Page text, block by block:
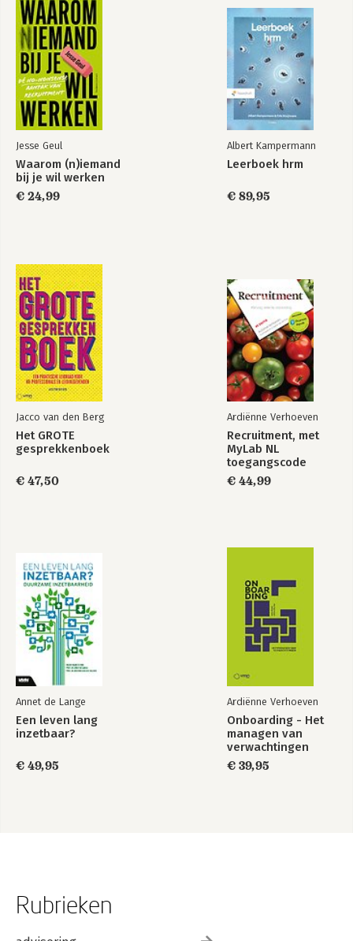
Bekijk alle boeken
10. Welke plekken wil je bezoeken?
11. Een goede band houden met je reisgenoot
12. Houd het stuur in handen
Deel 3: Een onvergetelijke reis
13. Geniet van je reis
14. Je reis SAMEN dreigt een mislukking te worden
15. Ondersteunende technieken
16. Speciale trips voor speciale reisgenoten
Samenvatting
Appendices
Jesse Geul
Waarom (n)iemand
bij je wil werken
€ 24,99
Albert Kampermann
Leerboek hrm
€ 89,95
Jacco van den Berg
Het GROTE
gesprekkenboek
€ 47,50
Ardiënne Verhoeven
Recruitment, met
MyLab NL
toegangscode
€ 44,99
Annet de Lange
Een leven lang
inzetbaar?
€ 49,95
Ardiënne Verhoeven
Onboarding - Het
managen van
verwachtingen
€ 39,95
Rubrieken